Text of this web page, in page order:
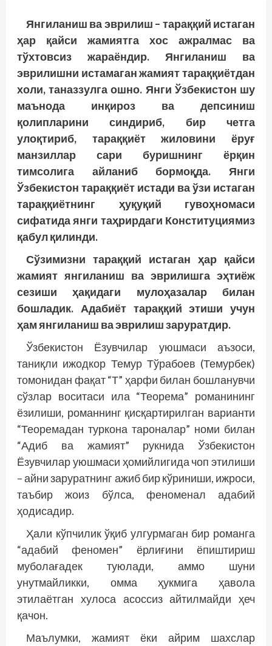
Янгиланиш ва эврилиш – тараққий истаган
ҳар қайси жамиятга хос ажралмас ва
тўхтовсиз жараёндир. Янгиланиш ва
эврилишни истамаган жамият тараққиётдан
холи, таназзулга ошно. Янги Ўзбекистон шу
маънода инқироз ва депсиниш
қолипларини синдириб, бир четга
улоқтириб, тараққиёт жиловини ёруғ
манзиллар сари буришнинг ёрқин
тимсолига айланиб бормоқда. Янги
Ўзбекистон тараққиёт истади ва ўзи истаган
тараққиётнинг ҳуқуқий гувоҳномаси
сифатида янги таҳрирдаги Конституциямиз
қабул қилинди.
Сўзимизни тараққий истаган ҳар қайси
жамият янгиланиш ва эврилишга эҳтиёж
сезиши ҳақидаги мулоҳазалар билан
бошладик. Адабиёт тараққий этиши учун
ҳам янгиланиш ва эврилиш заруратдир.
Ўзбекистон Ёзувчилар уюшмаси аъзоси,
таниқли ижодкор Темур Тўрабоев (Темурбек)
томонидан фақат “Т” ҳарфи билан бошланувчи
сўзлар воситаси ила “Теорема” романининг
ёзилиши, романнинг қисқартирилган варианти
“Теоремадан туркона тароналар” номи билан
“Адиб ва жамият” рукнида Ўзбекистон
Ёзувчилар уюшмаси ҳомийлигида чоп этилиши
– айни заруратнинг ажиб бир кўриниши, ижроси,
таъбир жоиз бўлса, феноменал адабий
ҳодисадир.
Ҳали кўпчилик ўқиб улгурмаган бир романга
“адабий феномен” ёрлиғини ёпиштириш
муболағадек туюлади, аммо шуни
унутмайликки, омма ҳукмига ҳавола
этилаётган хулоса асоссиз айтилмайди ҳеч
қачон.
Маълумки, жамият ёки айрим шахслар